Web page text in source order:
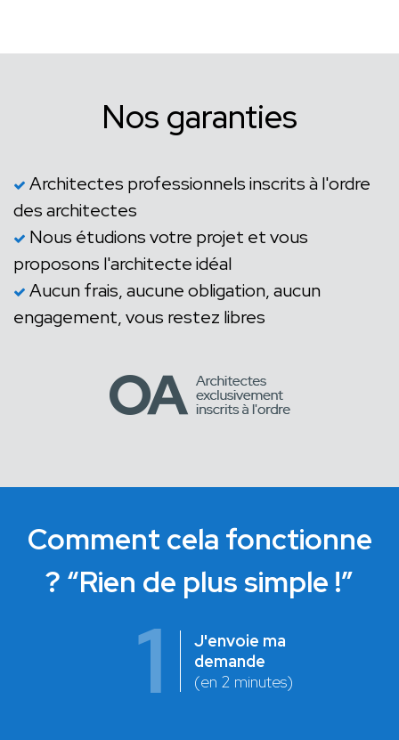
Nos garanties
Architectes professionnels inscrits à l'ordre
des architectes
Nous étudions votre projet et vous
proposons l'architecte idéal
Aucun frais, aucune obligation, aucun
engagement, vous restez libres
Comment cela fonctionne
? “Rien de plus simple !”
1
J'envoie ma
demande
(en 2 minutes)